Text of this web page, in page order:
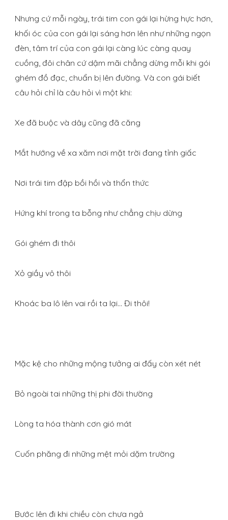
Nhưng cứ mỗi ngày, trái tim con gái lại hừng hực hơn,
khối óc của con gái lại sáng hơn lên như những ngọn
đèn, tâm trí của con gái lại càng lúc càng quay
cuồng, đôi chân cứ dậm mãi chẳng dừng mỗi khi gói
ghém đồ đạc, chuẩn bị lên đường. Và con gái biết
câu hỏi chỉ là câu hỏi vì một khi:
Xe đã buộc và dây cũng đã căng
Mắt hướng về xa xăm nơi mặt trời đang tỉnh giấc
Nơi trái tim đập bồi hồi và thổn thức
Hứng khí trong ta bỗng như chẳng chịu dừng
Gói ghém đi thôi
Xỏ giầy vô thôi
Khoác ba lô lên vai rồi ta lại… Đi thôi!
Mặc kệ cho những mộng tưởng ai đấy còn xét nét
Bỏ ngoài tai những thị phi đời thường
Lòng ta hóa thành cơn gió mát
Cuốn phăng đi những mệt mỏi dặm trường
Bước lên đi khi chiều còn chưa ngả